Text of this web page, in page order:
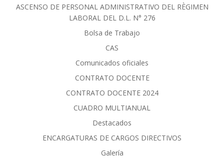
ASCENSO DE PERSONAL ADMINISTRATIVO DEL RÈGIMEN
LABORAL DEL D.L. N° 276
Bolsa de Trabajo
CAS
Comunicados oficiales
CONTRATO DOCENTE
CONTRATO DOCENTE 2024
CUADRO MULTIANUAL
Destacados
ENCARGATURAS DE CARGOS DIRECTIVOS
Galería